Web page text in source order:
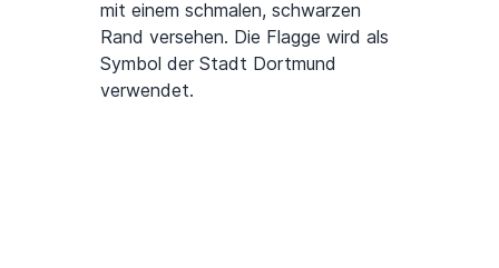
mit einem schmalen, schwarzen
Rand versehen. Die Flagge wird als
Symbol der Stadt Dortmund
verwendet.